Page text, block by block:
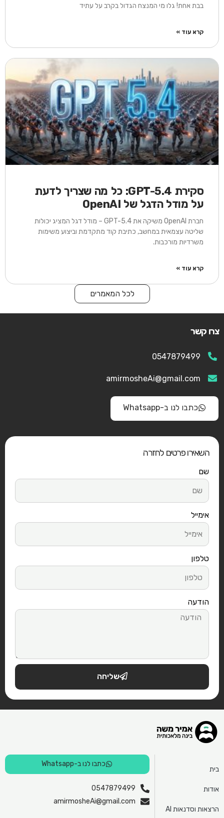
בבת אחת! גלו מי המנצח הגדול בקרב על עתיד
קרא עוד »
סקירת GPT-5.4: כל מה שצריך לדעת
על מודל הדגל של OpenAI
חברת OpenAI משיקה את GPT-5.4 – מודל דגל המציג יכולות
שליטה עצמאית במחשב, כתיבת קוד מתקדמת וביצוע משימות
משרדיות מורכבות.
קרא עוד »
לכל המאמרים
צרו קשר
0547879499
amirmosheAi@gmail.com
כתבו לנו ב-Whatsapp
השאירו פרטים לחזרה
שם
אימייל
טלפון
הודעה
שליחה
בית
אודות
הרצאות וסדנאות AI
כתבו לנו ב-Whatsapp
0547879499
amirmosheAi@gmail.com